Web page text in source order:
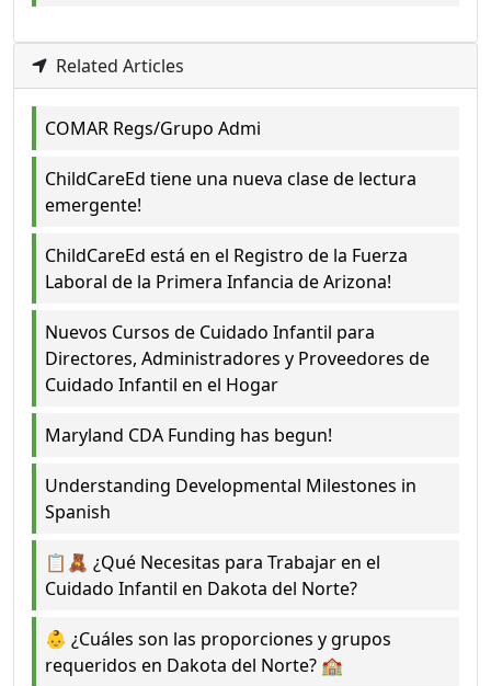
Related Articles
COMAR Regs/Grupo Admi
ChildCareEd tiene una nueva clase de lectura
emergente!
ChildCareEd está en el Registro de la Fuerza
Laboral de la Primera Infancia de Arizona!
Nuevos Cursos de Cuidado Infantil para
Directores, Administradores y Proveedores de
Cuidado Infantil en el Hogar
Maryland CDA Funding has begun!
Understanding Developmental Milestones in
Spanish
📋🧸 ¿Qué Necesitas para Trabajar en el
Cuidado Infantil en Dakota del Norte?
👶 ¿Cuáles son las proporciones y grupos
requeridos en Dakota del Norte? 🏫